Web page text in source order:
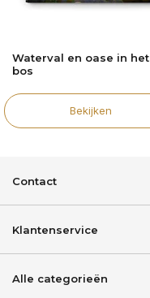
Waterval en oase in het
bos
Bekijken
Contact
Klantenservice
Alle categorieën